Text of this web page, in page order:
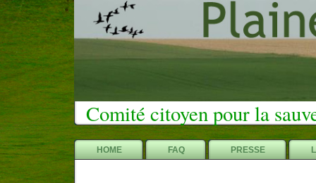
Comité citoyen pour la
HOME FAQ PRESSE